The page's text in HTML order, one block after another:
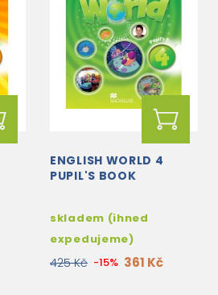
ENGLISH WORLD 4
PUPIL'S BOOK
skladem (ihned
expedujeme)
425 Kč -15% 361 Kč